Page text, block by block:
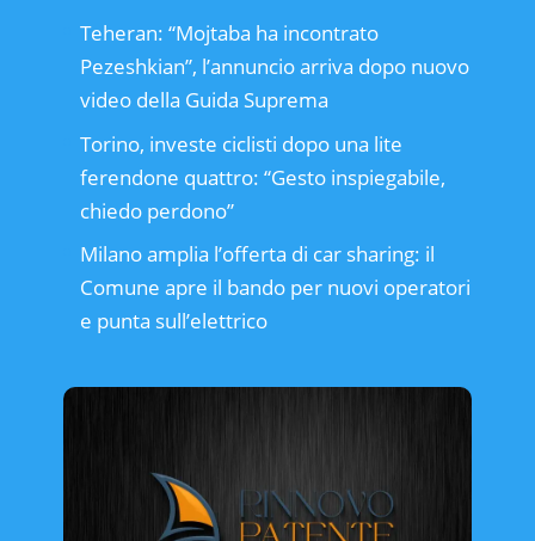
Teheran: “Mojtaba ha incontrato
Pezeshkian”, l’annuncio arriva dopo nuovo
video della Guida Suprema
Torino, investe ciclisti dopo una lite
ferendone quattro: “Gesto inspiegabile,
chiedo perdono”
Milano amplia l’offerta di car sharing: il
Comune apre il bando per nuovi operatori
e punta sull’elettrico